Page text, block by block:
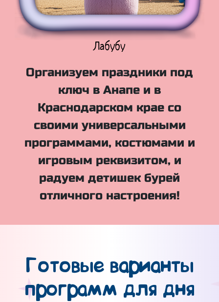
Куклы Лол
Организуем праздники под
ключ в Анапе и в
Краснодарском крае со
своими универсальными
программами, костюмами и
игровым реквизитом, и
радуем детишек бурей
отличного настроения!
Готовые варианты
программ для дня